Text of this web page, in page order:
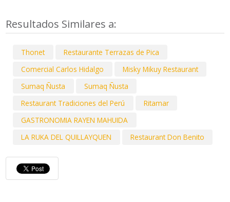
Resultados Similares a:
Thonet
Restaurante Terrazas de Pica
Comercial Carlos Hidalgo
Misky Mikuy Restaurant
Sumaq Ñusta
Sumaq Ñusta
Restaurant Tradiciones del Perú
Ritamar
GASTRONOMIA RAYEN MAHUIDA
LA RUKA DEL QUILLAYQUEN
Restaurant Don Benito